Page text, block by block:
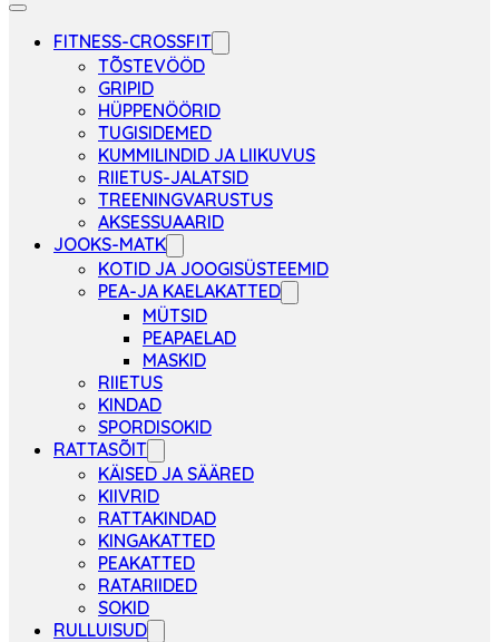
FITNESS-CROSSFIT
TÕSTEVÖÖD
GRIPID
HÜPPENÖÖRID
TUGISIDEMED
KUMMILINDID JA LIIKUVUS
RIIETUS-JALATSID
TREENINGVARUSTUS
AKSESSUAARID
JOOKS-MATK
KOTID JA JOOGISÜSTEEMID
PEA-JA KAELAKATTED
MÜTSID
PEAPAELAD
MASKID
RIIETUS
KINDAD
SPORDISOKID
RATTASÕIT
KÄISED JA SÄÄRED
KIIVRID
RATTAKINDAD
KINGAKATTED
PEAKATTED
RATARIIDED
SOKID
RULLUISUD